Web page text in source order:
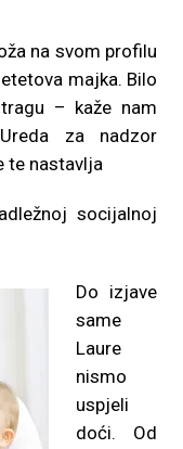
na svom profilu
majka. Bilo
– kaže nam
za nadzor
te nastavlja
socijalnoj
Do izjave
same
Laure
nismo
uspjeli
doći. Od